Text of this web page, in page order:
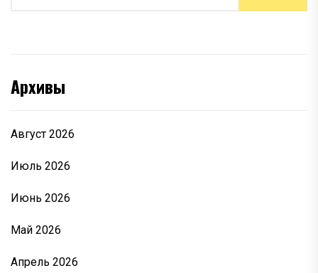
Архивы
Август 2026
Июль 2026
Июнь 2026
Май 2026
Апрель 2026